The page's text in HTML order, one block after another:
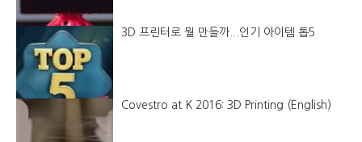
3D 프린터로 뭘 만들까...인기 아이템 톱5
Covestro at K 2016: 3D Printing (English)